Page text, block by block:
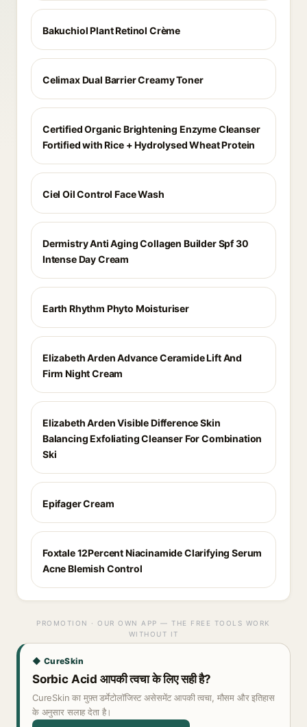
Bakuchiol Plant Retinol Crème
Celimax Dual Barrier Creamy Toner
Certified Organic Brightening Enzyme Cleanser
Fortified with Rice + Hydrolysed Wheat Protein
Ciel Oil Control Face Wash
Dermistry Anti Aging Collagen Builder Spf 30
Intense Day Cream
Earth Rhythm Phyto Moisturiser
Elizabeth Arden Advance Ceramide Lift And
Firm Night Cream
Elizabeth Arden Visible Difference Skin
Balancing Exfoliating Cleanser For Combination
Ski
Epifager Cream
Foxtale 12Percent Niacinamide Clarifying Serum
Acne Blemish Control
PROMOTION · OUR OWN APP — THE FREE TOOLS WORK
WITHOUT IT
◆ CureSkin
Sorbic Acid आपकी त्वचा के लिए सही है?
CureSkin का मुफ़्त डर्मेटोलॉजिस्ट असेसमेंट आपकी त्वचा, मौसम और इतिहास
के अनुसार सलाह देता है।